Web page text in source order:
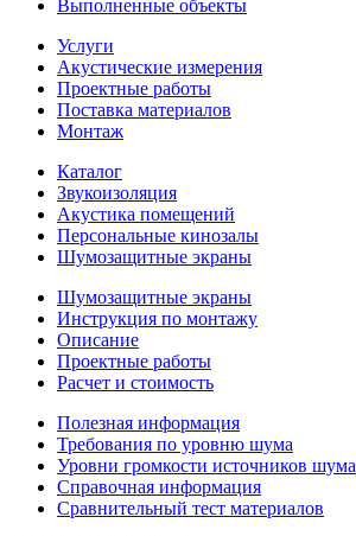
Выполненные объекты
Услуги
Акустические измерения
Проектные работы
Поставка материалов
Монтаж
Каталог
Звукоизоляция
Акустика помещений
Персональные кинозалы
Шумозащитные экраны
Шумозащитные экраны
Инструкция по монтажу
Описание
Проектные работы
Расчет и стоимость
Полезная информация
Требования по уровню шума
Уровни громкости источников шума
Справочная информация
Сравнительный тест материалов